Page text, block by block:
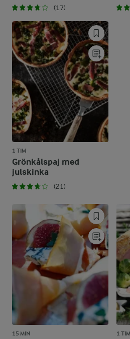
(17)
1 TIM
Grönkålspaj med
julskinka
(21)
15 MIN 1 TIM